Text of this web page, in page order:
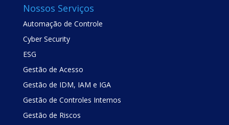
Nossos Serviços
Automação de Controle
Cyber Security
ESG
Gestão de Acesso
Gestão de IDM, IAM e IGA
Gestão de Controles Internos
Gestão de Riscos